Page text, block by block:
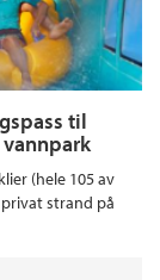
til
(hele 105 av
strand på